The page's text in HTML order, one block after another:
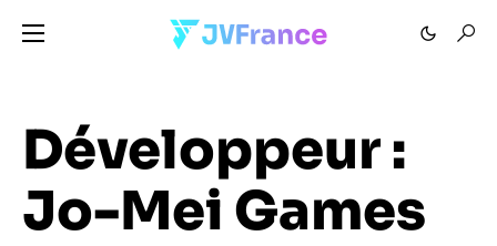
Développeur :
Jo-Mei Games